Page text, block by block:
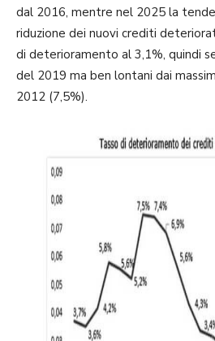
dal 2016, mentre nel 2025 la
riduzione dei nuovi crediti
di deterioramento al 3,1%, quindi
del 2019 ma ben lontani dai
2012 (7,5%).